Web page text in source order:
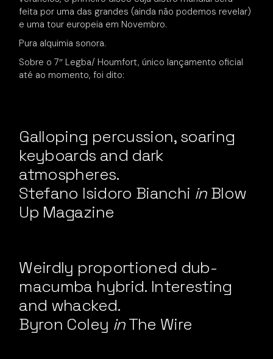
feita por uma das grandes (ainda não podemos revelar)
e uma tour europeia em Novembro.
Pura alquimia sonora.
Sobre o 7″ Legba/ Houmfort, único lançamento oficial
até ao momento, foi dito:
Galloping percussion, soaring
keyboards and dark
atmospheres.
Stefano Isidoro Bianchi inBlow
Up Magazine
Weirdly proportioned dub-
macumba hybrid. Interesting
and whacked.
Byron Coley inThe Wire